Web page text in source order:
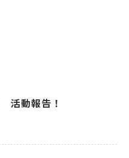
動報告！